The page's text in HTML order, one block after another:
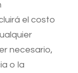
el costo
necesario,
o la